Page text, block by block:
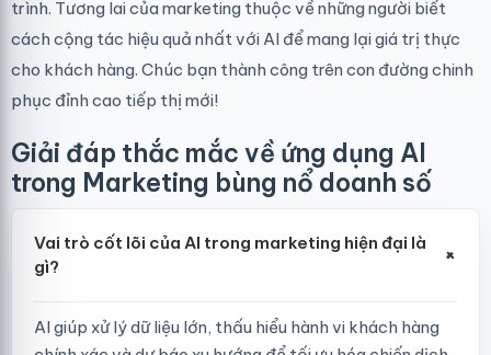
trình. Tương lai của marketing thuộc về những người biết
cách cộng tác hiệu quả nhất với AI để mang lại giá trị thực
cho khách hàng. Chúc bạn thành công trên con đường chinh
phục đỉnh cao tiếp thị mới!
Giải đáp thắc mắc về ứng dụng AI
trong Marketing bùng nổ doanh số
Vai trò cốt lõi của AI trong marketing hiện đại là
gì?
+
AI giúp xử lý dữ liệu lớn, thấu hiểu hành vi khách hàng